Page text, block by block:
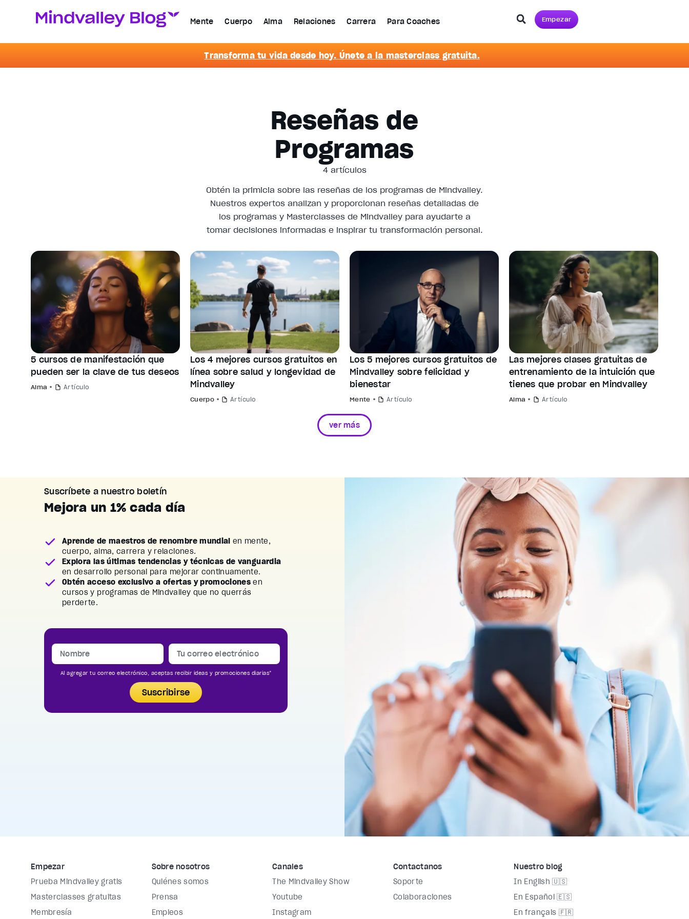
Mente Cuerpo Alma Relaciones Carrera Para Coaches Empezar
Transforma tu vida desde hoy. Únete a la masterclass gratuita.
Reseñas de
Programas
4 artículos
Obtén la primicia sobre las reseñas de los programas de Mindvalley.
Nuestros expertos analizan y proporcionan reseñas detalladas de
los programas y Masterclasses de Mindvalley para ayudarte a
tomar decisiones informadas e inspirar tu transformación personal.
5 cursos de manifestación que
pueden ser la clave de tus deseos
Alma Artículo
Los 4 mejores cursos gratuitos en
línea sobre salud y longevidad de
Mindvalley
Cuerpo Artículo
Los 5 mejores cursos gratuitos de
Mindvalley sobre felicidad y
bienestar
Mente Artículo
Las mejores clases gratuitas de
entrenamiento de la intuición que
tienes que probar en Mindvalley
Alma Artículo
ver más
Suscríbete a nuestro boletín
Mejora un 1% cada día
Aprende de maestros de renombre mundial en mente,
cuerpo, alma, carrera y relaciones.
Explora las últimas tendencias y técnicas de vanguardia
en desarrollo personal para mejorar continuamente.
Obtén acceso exclusivo a ofertas y promociones en
cursos y programas de Mindvalley que no querrás
perderte.
Al agregar tu correo electrónico, aceptas recibir ideas y promociones diarias*
Suscribirse
Empezar
Prueba Mindvalley gratis
Masterclasses gratuitas
Membresía
Sobre nosotros
Quiénes somos
Prensa
Empleos
Canales
The Mindvalley Show
Youtube
Instagram
Contáctanos
Soporte
Colaboraciones
Nuestro blog
In English 🇺🇸
En Español 🇪🇸
En français 🇫🇷